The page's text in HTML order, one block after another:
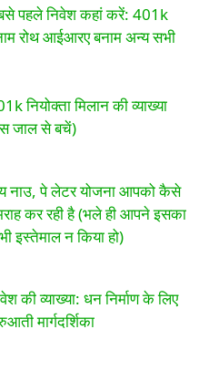
पहले निवेश कहां करें: 401k
रोथ आईआरए बनाम अन्य सभी
नियोक्ता मिलान की व्याख्या
जाल से बचें)
नाउ, पे लेटर योजना आपको कैसे
कर रही है (भले ही आपने इसका
इस्तेमाल न किया हो)
की व्याख्या: धन निर्माण के लिए
मार्गदर्शिका